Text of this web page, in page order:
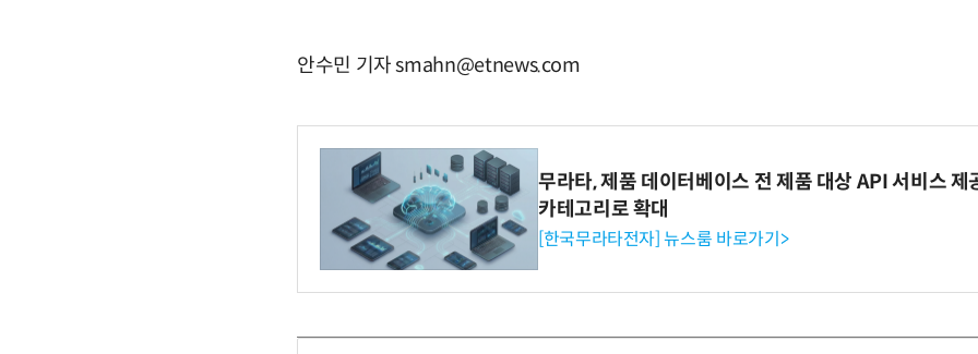
안수민 기자 smahn@etnews.com
무라타, 제품 데이터베이스 전 제품 대상 API 서비스
카테고리로 확대
[한국무라타전자] 뉴스룸 바로가기>